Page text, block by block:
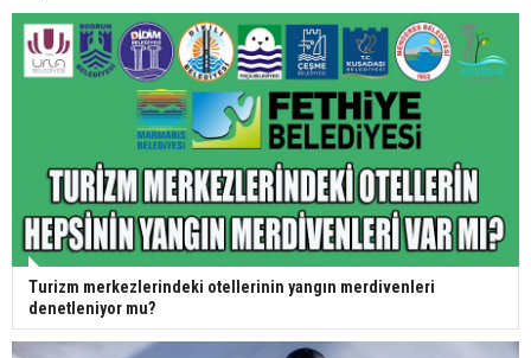
Turizm merkezlerindeki otellerinin yangın merdivenleri
denetleniyor mu?